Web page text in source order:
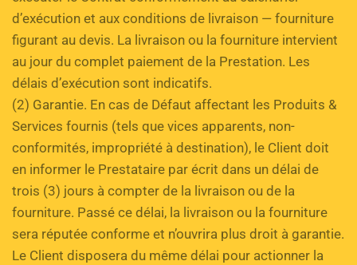
d’exécution et aux conditions de livraison — fourniture
figurant au devis. La livraison ou la fourniture intervient
au jour du complet paiement de la Prestation. Les
délais d’exécution sont indicatifs.
(2) Garantie. En cas de Défaut affectant les Produits &
Services fournis (tels que vices apparents, non-
conformités, impropriété à destination), le Client doit
en informer le Prestataire par écrit dans un délai de
trois (3) jours à compter de la livraison ou de la
fourniture. Passé ce délai, la livraison ou la fourniture
sera réputée conforme et n’ouvrira plus droit à garantie.
Le Client disposera du même délai pour actionner la